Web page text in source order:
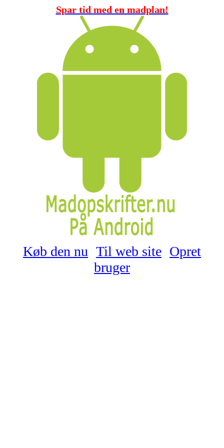
Spar tid med en madplan!
Køb den nu Til web site Opret
bruger